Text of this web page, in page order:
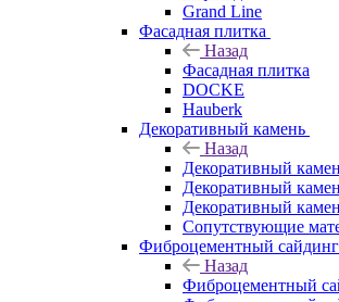
Grand Line
Фасадная плитка
Назад
Фасадная плитка
DOCKE
Hauberk
Декоративный камень
Назад
Декоративный
Декоративный
Декоративный
Сопутствующие
Фиброцементный сайдинг
Назад
Фиброцементный